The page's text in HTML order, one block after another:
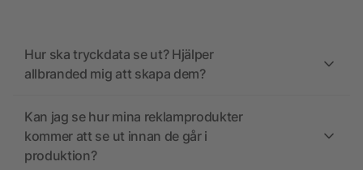
Hur ska tryckdata se ut? Hjälper
allbranded mig att skapa dem?
Kan jag se hur mina reklamprodukter
kommer att se ut innan de går i
produktion?